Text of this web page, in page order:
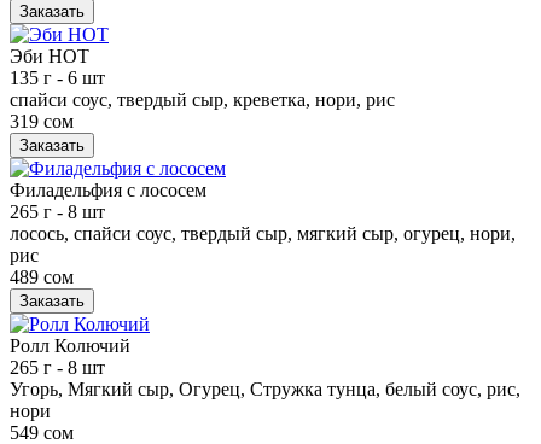
Заказать
Эби НОТ
135 г - 6 шт
спайси соус, твердый сыр, креветка, нори, рис
319 сом
Заказать
Филадельфия с лососем
265 г - 8 шт
лосось, спайси соус, твердый сыр, мягкий сыр, огурец, нори,
рис
489 сом
Заказать
Ролл Колючий
265 г - 8 шт
Угорь, Мягкий сыр, Огурец, Стружка тунца, белый соус, рис,
нори
549 сом